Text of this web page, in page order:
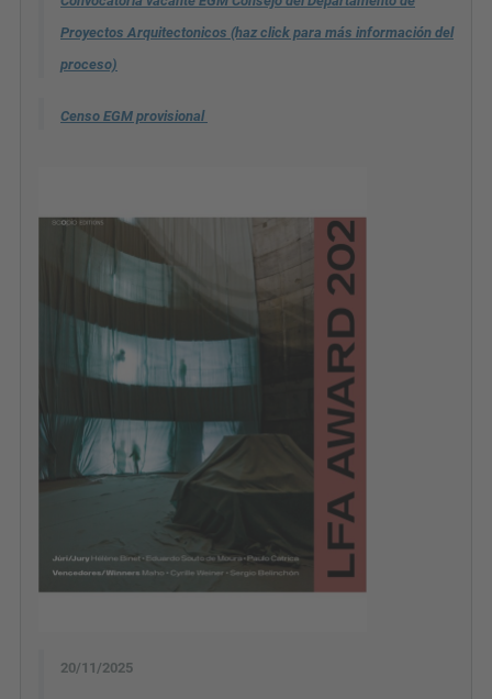
Proyectos Arquitectonicos (haz click para más información del
proceso)
Censo EGM provisional
20/11/2025